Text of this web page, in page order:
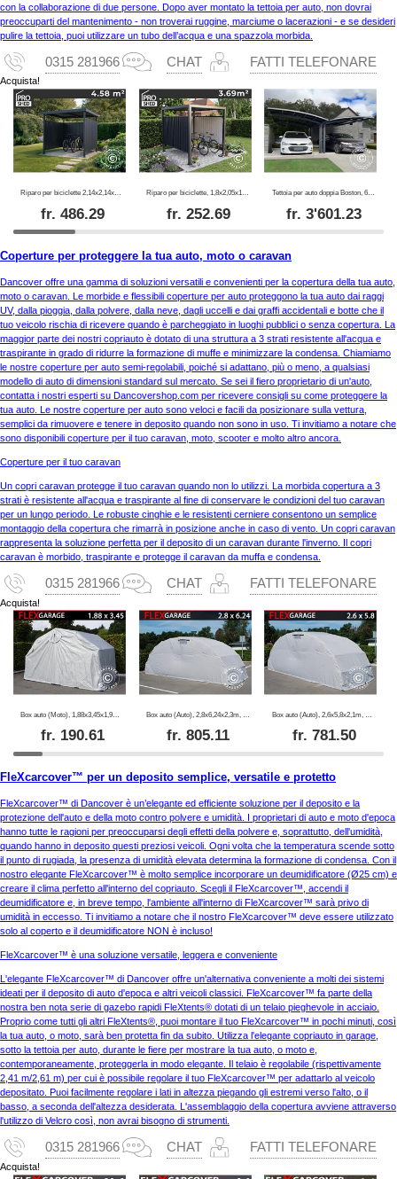
con la collaborazione di due persone. Dopo aver montato la tettoia per auto, non dovrai
preoccuparti del mantenimento - non troverai ruggine, marciume o lacerazioni - e se desideri
pulire la tettoia, puoi utilizzare un tubo dell’acqua e una spazzola morbida.
0315 281966 CHAT FATTI TELEFONARE
Acquista!
Riparo per biciclette 2,14x2,14x2,04m, 4,57m2, ProShed®, Antracite
fr.486.29
Riparo per biciclette, 1,8x2,05x1,93m, ProShed®, Antracite
fr. 252.69
Tettoia per auto doppia Boston, 6x5x2,4m, Grigio
fr.3'601.23
Coperture per proteggere la tua auto, moto o caravan
Dancover offre una gamma di soluzioni versatili e convenienti per la copertura della tua auto,
moto o caravan. Le morbide e flessibili coperture per auto proteggono la tua auto dai raggi
UV, dalla pioggia, dalla polvere, dalla neve, dagli uccelli e dai graffi accidentali e botte che il
tuo veicolo rischia di ricevere quando è parcheggiato in luoghi pubblici o senza copertura. La
maggior parte dei nostri copriauto è dotato di una struttura a 3 strati resistente all'acqua e
traspirante in grado di ridurre la formazione di muffe e minimizzare la condensa. Chiamiamo
le nostre coperture per auto semi-regolabili, poiché si adattano, più o meno, a qualsiasi
modello di auto di dimensioni standard sul mercato. Se sei il fiero proprietario di un'auto,
contatta i nostri esperti su Dancovershop.com per ricevere consigli su come proteggere la
tua auto. Le nostre coperture per auto sono veloci e facili da posizionare sulla vettura,
semplici da rimuovere e tenere in deposito quando non sono in uso. Ti invitiamo a notare che
sono disponibili coperture per il tuo caravan, moto, scooter e molto altro ancora.
Coperture per il tuo caravan
Un copri caravan protegge il tuo caravan quando non lo utilizzi. La morbida copertura a 3
strati è resistente all'acqua e traspirante al fine di conservare le condizioni del tuo caravan
per un lungo periodo. Le robuste cinghie e le resistenti cerniere consentono un semplice
montaggio della copertura che rimarrà in posizione anche in caso di vento. Un copri caravan
rappresenta la soluzione perfetta per il deposito di un caravan durante l'inverno. Il copri
caravan è morbido, traspirante e protegge il caravan da muffa e condensa.
0315 281966 CHAT FATTI TELEFONARE
Acquista!
fr. 190.61 fr.805.11 fr. 781.50
FleXcarcover™ per un deposito semplice, versatile e protetto
FleXcarcover™ di Dancover è un’elegante ed efficiente soluzione per il deposito e la
protezione dell'auto e della moto contro polvere e umidità. I proprietari di auto e moto d'epoca
hanno tutte le ragioni per preoccuparsi degli effetti della polvere e, soprattutto, dell'umidità,
quando hanno in deposito questi preziosi veicoli. Ogni volta che la temperatura scende sotto
il punto di rugiada, la presenza di umidità elevata determina la formazione di condensa. Con il
nostro elegante FleXcarcover™ è molto semplice incorporare un deumidificatore (Ø25 cm) e
creare il clima perfetto all'interno del copriauto. Scegli il FleXcarcover™, accendi il
deumidificatore e, in breve tempo, l'ambiente all'interno di FleXcarcover™ sarà privo di
umidità in eccesso. Ti invitiamo a notare che il nostro FleXcarcover™ deve essere utilizzato
solo al coperto e il deumidificatore NON è incluso!
FleXcarcover™ è una soluzione versatile, leggera e conveniente
L'elegante FleXcarcover™ di Dancover offre un'alternativa conveniente a molti dei sistemi
ideati per il deposito di auto d'epoca e altri veicoli classici. FleXcarcover™ fa parte della
nostra ben nota serie di gazebo rapidi FleXtents® dotati di un telaio pieghevole in acciaio.
Proprio come tutti gli altri FleXtents®, puoi montare il tuo FleXcarcover™ in pochi minuti, così
la tua auto, o moto, sarà ben protetta fin da subito. Utilizza l'elegante copriauto in garage,
sotto la tettoia per auto, durante le fiere per mostrare la tua auto, o moto e,
contemporaneamente, proteggerla in modo elegante. Il telaio è regolabile (rispettivamente
2,41 m/2,61 m) per cui è possibile regolare il tuo FleXcarcover™ per adattarlo al veicolo
depositato. Puoi facilmente regolare i lati in altezza piegando gli estremi verso l'alto, o il
basso, a seconda dell'altezza desiderata. L'assemblaggio della copertura avviene attraverso
l'utilizzo di Velcro così, non avrai bisogno di strumenti.
0315 281966 CHAT FATTI TELEFONARE
Acquista!